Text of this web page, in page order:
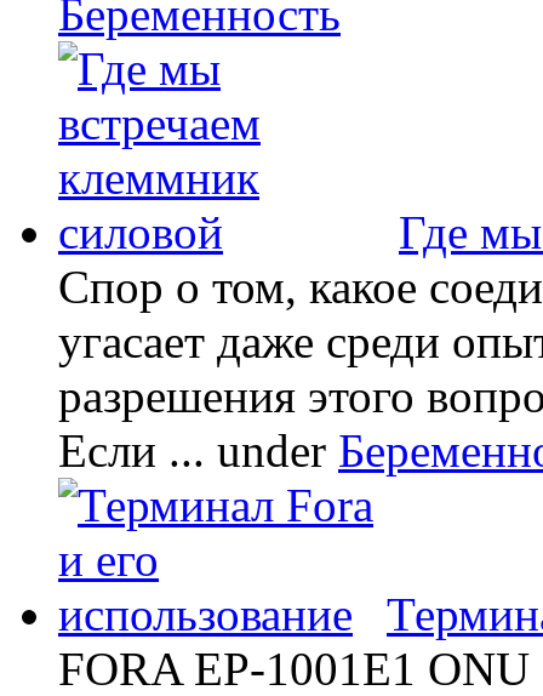
Беременность
Где
Спор о том, какое
угасает даже среди
разрешения этого
Если ... under
FORA EP-1001E1 ONU